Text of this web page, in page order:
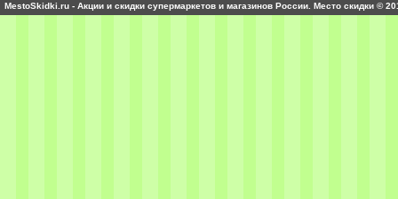
MestoSkidki.ru - Акции и скидки супермаркетов и магазинов России. Место скидки ©